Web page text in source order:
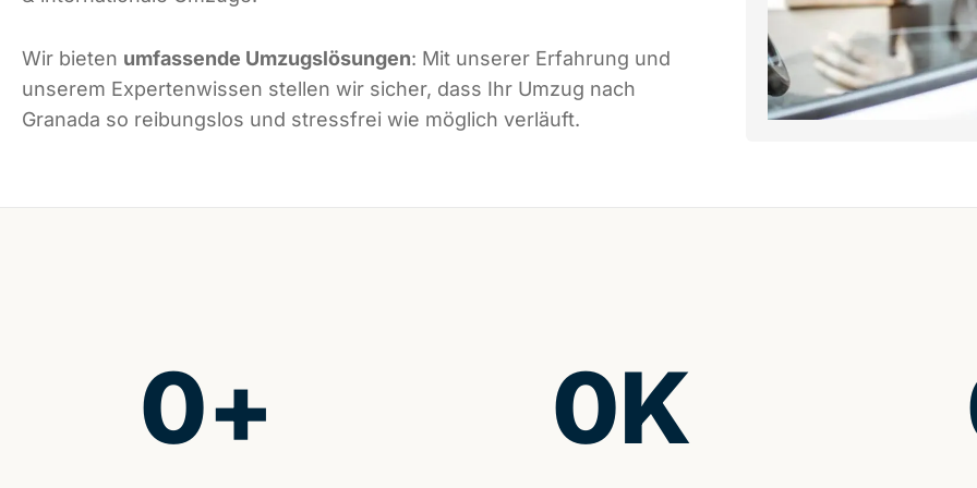
Wir bieten umfassende Umzugslösungen: Mit unserer Erfahrung und
unserem Expertenwissen stellen wir sicher, dass Ihr Umzug nach
Granada so reibungslos und stressfrei wie möglich verläuft.
0+ 0K